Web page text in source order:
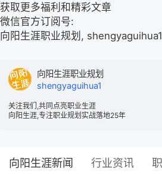
获取更多福利和精彩文章
微信官方订阅号:
向阳生涯职业规划, shengyaguihua1
向阳生涯职业规划
shengyaguihua1
关注我们,共同点亮职业生涯
向阳生涯,专注职业规划实战落地25年
向阳生涯新闻 行业资讯